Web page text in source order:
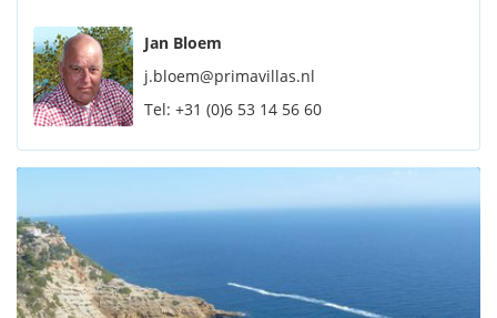
Jan Bloem
j.bloem@primavillas.nl
Tel: +31 (0)6 53 14 56 60